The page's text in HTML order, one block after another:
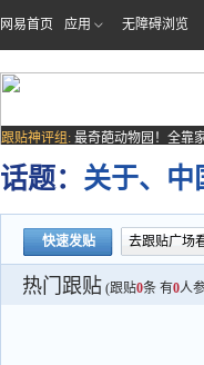
网易首页 应用 无障碍浏览
跟贴神评组: 最奇葩动物园！全靠
场子
话题： 关于、中
快速发贴 去跟贴广场
热门跟贴 (跟贴0条 有0人